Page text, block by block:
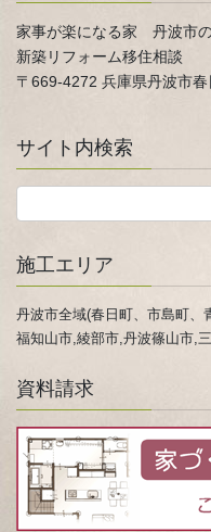
家事が楽になる家 丹波市
新築リフォーム移住相談
〒669-4272 兵庫県丹波市
サイト内検索
施工エリア
丹波市全域(春日町、市島町、
福知山市,綾部市,丹波篠山市,
資料請求